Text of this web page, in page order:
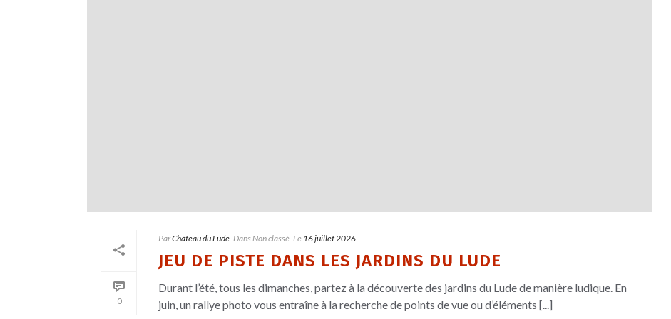
0
ParChâteau du Lude DansNon classé Le 16 juillet 2026
JEU DE PISTE DANS LES JARDINS DU LUDE
Durant l’été, tous les dimanches, partez à la découverte des jardins du Lude de manière ludique. En
juin, un rallye photo vous entraîne à la recherche de points de vue ou d’éléments [...]